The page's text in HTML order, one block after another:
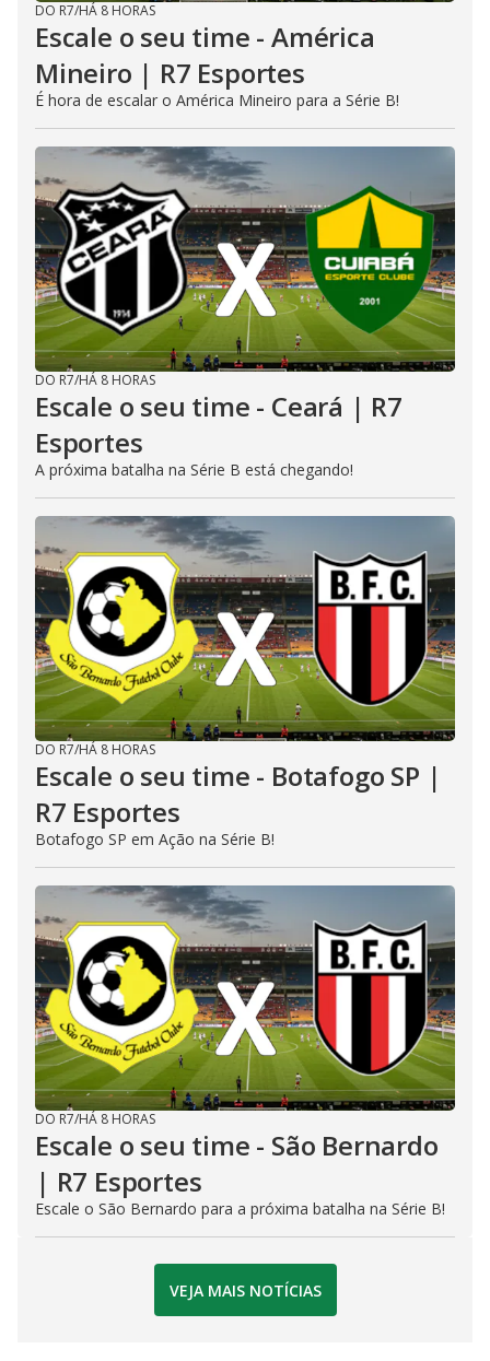
DO R7/HÁ 8 HORAS
Escale o seu time - América
Mineiro | R7 Esportes
É hora de escalar o América Mineiro para a Série B!
DO R7/HÁ 8 HORAS
Escale o seu time - Ceará | R7
Esportes
A próxima batalha na Série B está chegando!
DO R7/HÁ 8 HORAS
Escale o seu time - Botafogo SP |
R7 Esportes
Botafogo SP em Ação na Série B!
DO R7/HÁ 8 HORAS
Escale o seu time - São Bernardo
| R7 Esportes
Escale o São Bernardo para a próxima batalha na Série B!
VEJA MAIS NOTÍCIAS